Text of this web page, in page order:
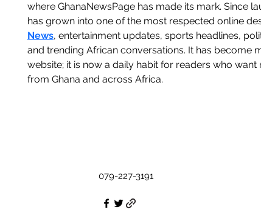
where GhanaNewsPage has made its mark. Since
has grown into one of the most respected online
News, entertainment updates, sports headlines,
and trending African conversations. It has become
website; it is now a daily habit for readers who
from Ghana and across Africa.
079-227-3191